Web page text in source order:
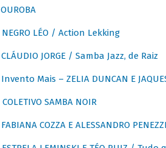
OUROBA
NEGRO LÉO / Action Lekking
CLÁUDIO JORGE / Samba Jazz, de Raiz
Invento Mais – ZELIA DUNCAN E
COLETIVO SAMBA NOIR
FABIANA COZZA E ALESSANDRO PENEZZI